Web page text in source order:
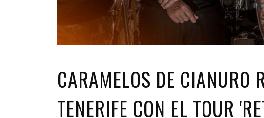
CARAMELOS DE CIANURO
TENERIFE CON EL TOUR